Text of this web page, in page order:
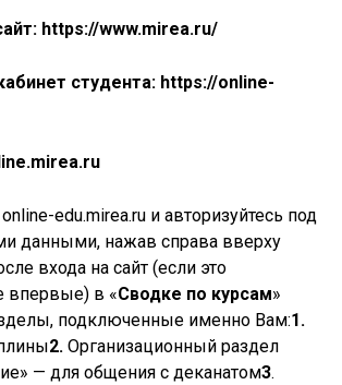
https://www.mirea.ru/
студента: https://online-
edu.mirea.ru и авторизуйтесь под
данными, нажав справа вверху
входа на сайт (если это
впервые) в «Сводке по курсам»
подключенные именно Вам:1.
2. Организационный раздел
— для общения с деканатом3.